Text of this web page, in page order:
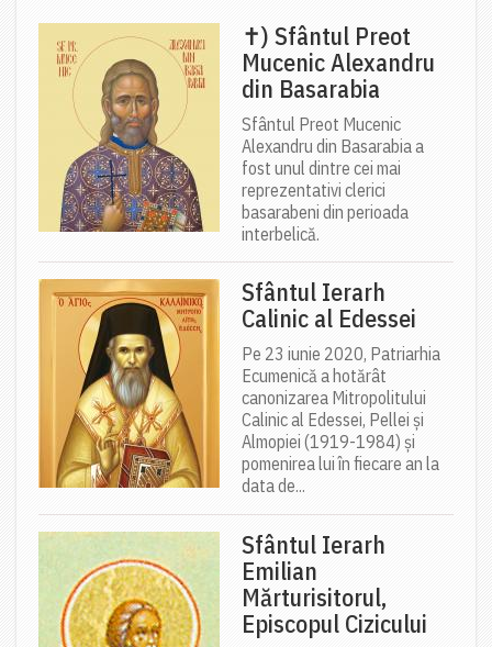
✝) Sfântul Preot
Mucenic Alexandru
din Basarabia
Sfântul Preot Mucenic
Alexandru din Basarabia a
fost unul dintre cei mai
reprezentativi clerici
basarabeni din perioada
interbelică.
Sfântul Ierarh
Calinic al Edessei
Pe 23 iunie 2020, Patriarhia
Ecumenică a hotărât
canonizarea Mitropolitului
Calinic al Edessei, Pellei și
Almopiei (1919-1984) și
pomenirea lui în fiecare an la
data de...
Sfântul Ierarh
Emilian
Mărturisitorul,
Episcopul Cizicului